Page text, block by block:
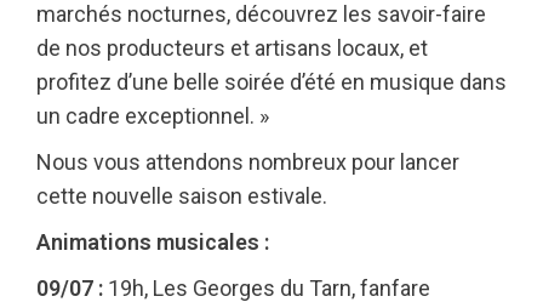
marchés nocturnes, découvrez les savoir-faire
de nos producteurs et artisans locaux, et
profitez d’une belle soirée d’été en musique dans
un cadre exceptionnel. »
Nous vous attendons nombreux pour lancer
cette nouvelle saison estivale.
Animations musicales :
09/07 : 19h, Les Georges du Tarn, fanfare